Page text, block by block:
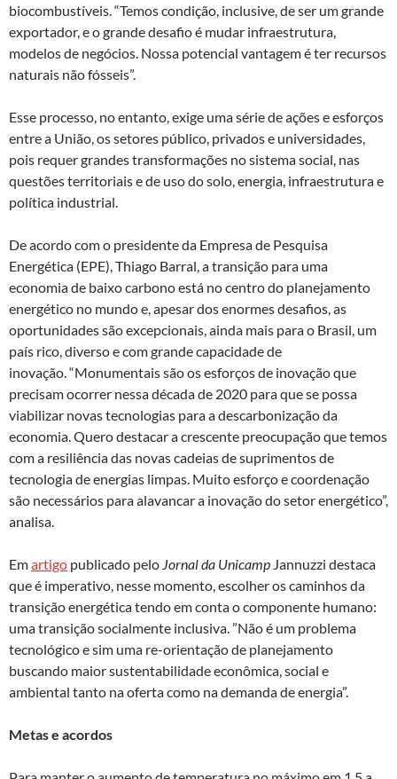
biocombustíveis. “Temos condição, inclusive, de ser um grande
exportador, e o grande desafio é mudar infraestrutura,
modelos de negócios. Nossa potencial vantagem é ter recursos
naturais não fósseis”.
Esse processo, no entanto, exige uma série de ações e esforços
entre a União, os setores público, privados e universidades,
pois requer grandes transformações no sistema social, nas
questões territoriais e de uso do solo, energia, infraestrutura e
política industrial.
De acordo com o presidente da Empresa de Pesquisa
Energética (EPE), Thiago Barral, a transição para uma
economia de baixo carbono está no centro do planejamento
energético no mundo e, apesar dos enormes desafios, as
oportunidades são excepcionais, ainda mais para o Brasil, um
país rico, diverso e com grande capacidade de
inovação. “Monumentais são os esforços de inovação que
precisam ocorrer nessa década de 2020 para que se possa
viabilizar novas tecnologias para a descarbonização da
economia. Quero destacar a crescente preocupação que temos
com a resiliência das novas cadeias de suprimentos de
tecnologia de energias limpas. Muito esforço e coordenação
são necessários para alavancar a inovação do setor energético”,
analisa.
Emartigo publicado pelo Jornal da Unicamp Jannuzzi destaca
que é imperativo, nesse momento, escolher os caminhos da
transição energética tendo em conta o componente humano:
uma transição socialmente inclusiva. ”Não é um problema
tecnológico e sim uma re-orientação de planejamento
buscando maior sustentabilidade econômica, social e
ambiental tanto na oferta como na demanda de energia”.
Metas e acordos